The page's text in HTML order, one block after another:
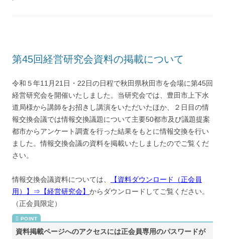
第45回経営研究会資料の掲載について
令和５年11月21日・22日の日程で秋田県秋田市を会場に第45回
経営研究会を開催いたしました。当研究会では、豊田市上下水
道局様から講師をお招きし講演をいただいたほか、２日目の情
報交換会議では情報交換議題について主要50都市及び議題提案
都市からアンケート調査を行った結果をもとに情報交換を行い
ました。情報交換会議の資料を掲載いたしましたのでご覧くだ
さい。
情報交換会議資料については、
【資料ダウンロード（正会員
用）】⇒【経営研究会】 からダウンロードしてご覧ください。
（正会員限定）
資料掲載ページへのアクセスには正会員専用のパスワードが